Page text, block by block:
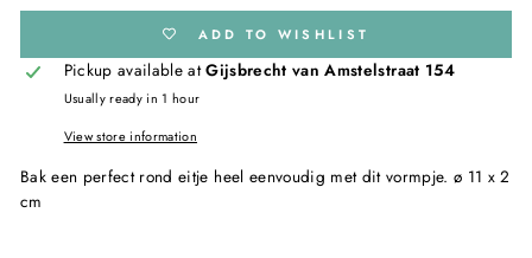
ADD TO WISHLIST
Pickup available atGijsbrecht van Amstelstraat 154
Usually ready in 1 hour
View store information
Bak een perfect rond eitje heel eenvoudig met dit vormpje. ø 11 x 2
cm